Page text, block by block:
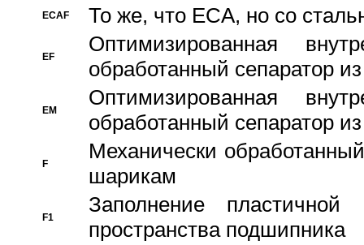
ECAF То же, что ECA, но со
EF
Оптимизированная
обработанный сепаратор
EM
Оптимизированная
обработанный сепаратор
F
Механически
шарикам
F1
Заполнение
пространства подшипника